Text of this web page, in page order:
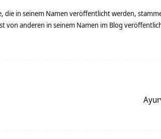
die in seinem Namen veröffentlicht werden,
anderen in seinem Namen im Blog